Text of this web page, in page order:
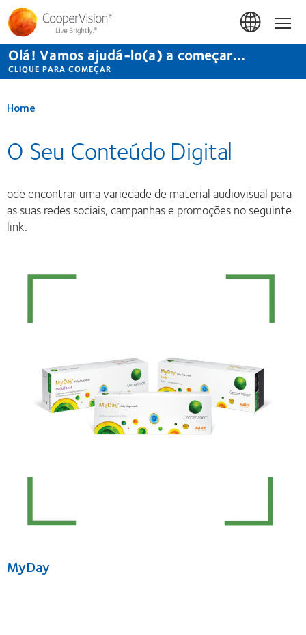
Passar
para
conteúdo
principal
Início
Olá! Vamos ajudá-lo(a) a começar...
CLIQUE PARA COMEÇAR
Home
O Seu Conteúdo Digital
ode encontrar uma variedade de material audiovisual para
as suas redes sociais, campanhas e promoções no seguinte
link:
MyDay